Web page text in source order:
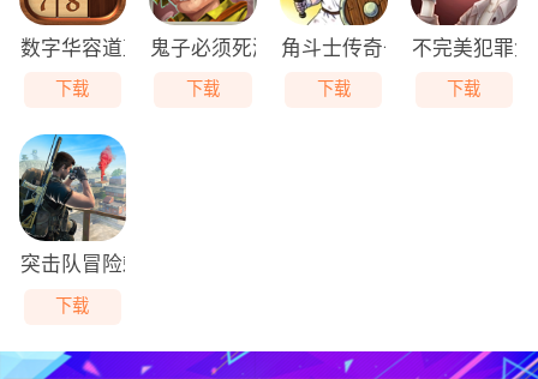
数字华容道直装版
下载
鬼子必须死游戏最新版
下载
角斗士传奇去广告版
下载
不完美犯罪
下载
突击队冒险刺客最新免费版
下载